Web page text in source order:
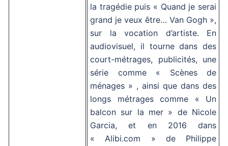
la tragédie puis « Quand je serai
grand je veux être… Van Gogh »,
sur la vocation d’artiste. En
audiovisuel, il tourne dans des
court-métrages, publicités, une
série comme « Scènes de
ménages » , ainsi que dans des
longs métrages comme « Un
balcon sur la mer » de Nicole
Garcia, et en 2016 dans
« Alibi.com » de Philippe